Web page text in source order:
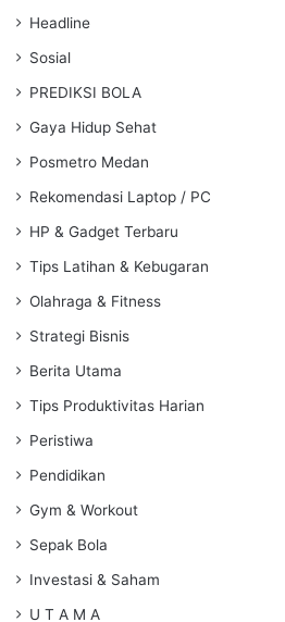
Headline
Sosial
PREDIKSI BOLA
Gaya Hidup Sehat
Posmetro Medan
Rekomendasi Laptop / PC
HP & Gadget Terbaru
Tips Latihan & Kebugaran
Olahraga & Fitness
Strategi Bisnis
Berita Utama
Tips Produktivitas Harian
Peristiwa
Pendidikan
Gym & Workout
Sepak Bola
Investasi & Saham
U T A M A